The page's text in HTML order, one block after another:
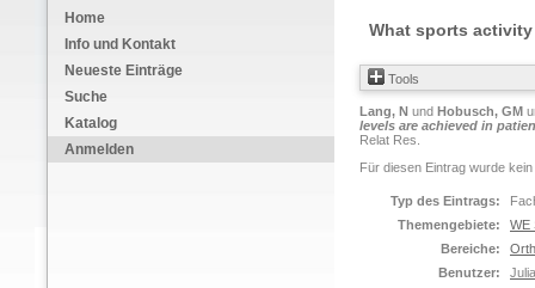
Home
Info und Kontakt
Neueste Einträge
Suche
Katalog
Anmelden
What sports
Tools
Lang, N und Hobusch, GM
levels are achieved in
Relat Res.
Für diesen Eintrag wurde
Typ des Eintrags:
Themengebiete:
WE
Bereiche:
Benutzer: